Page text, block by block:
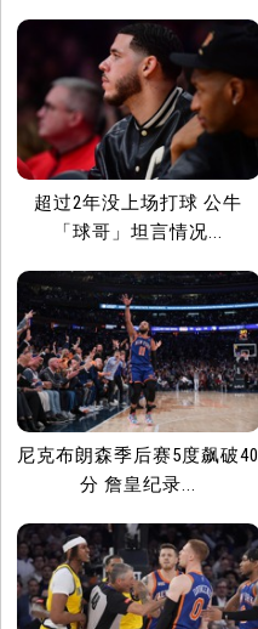
超过2年没上场打球 公牛
「球哥」坦言情况...
尼克布朗森季后赛5度飙破40
分 詹皇纪录...